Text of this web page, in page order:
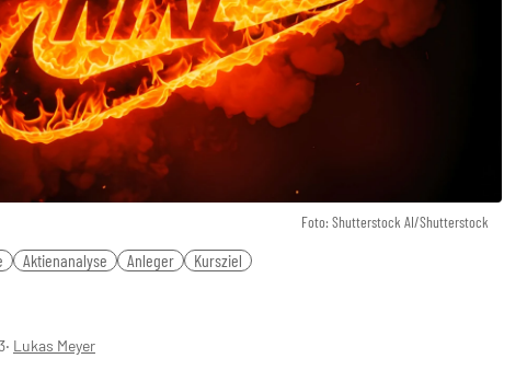
Foto: Shutterstock AI/Shutterstock
Aktienanalyse Anleger Kursziel
‧ Lukas Meyer